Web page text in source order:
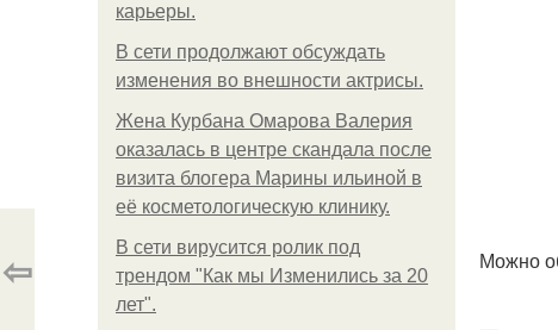
карьеры.
В сети продолжают обсуждать
изменения во внешности актрисы.
Жена Курбана Омарова Валерия
оказалась в центре скандала после
визита блогера Марины ильиной в
её косметологическую клинику.
В сети вирусится ролик под
трендом "Как мы Изменились за 20
лет".
Можно
⇦